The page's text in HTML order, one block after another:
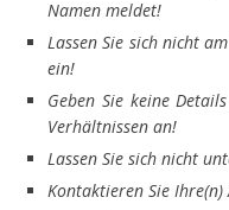
Namen meldet!
Lassen Sie sich nicht
ein!
Geben Sie keine
Verhältnissen an!
Lassen Sie sich nicht
Kontaktieren Sie